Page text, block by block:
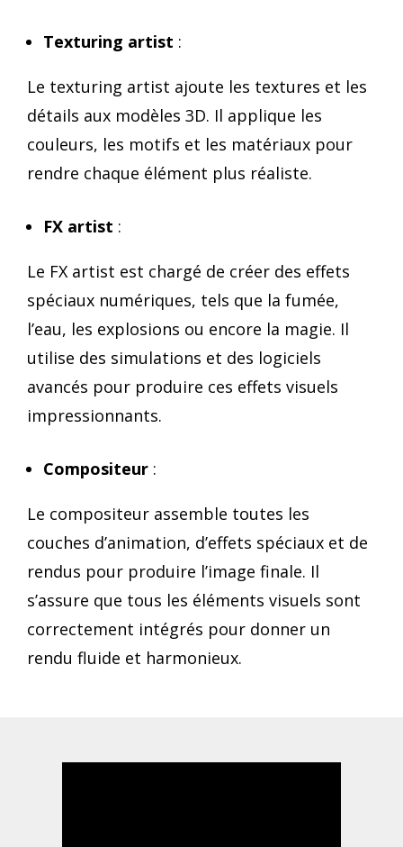
Texturing artist :
Le texturing artist ajoute les textures et les
détails aux modèles 3D. Il applique les
couleurs, les motifs et les matériaux pour
rendre chaque élément plus réaliste.
FX artist :
Le FX artist est chargé de créer des effets
spéciaux numériques, tels que la fumée,
l’eau, les explosions ou encore la magie. Il
utilise des simulations et des logiciels
avancés pour produire ces effets visuels
impressionnants.
Compositeur :
Le compositeur assemble toutes les
couches d’animation, d’effets spéciaux et de
rendus pour produire l’image finale. Il
s’assure que tous les éléments visuels sont
correctement intégrés pour donner un
rendu fluide et harmonieux.